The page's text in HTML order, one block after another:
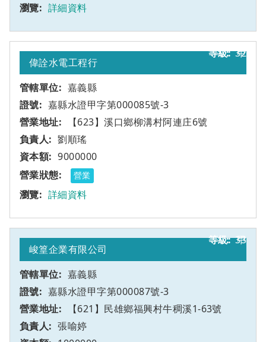
詳細資料
32
偉詮水電工程行
嘉義縣
嘉縣水證甲字第000085號-3
【623】溪口鄉柳溝村阿連庄6號
甲
劉順瑤
9000000
營業
詳細資料
33
峻篁企業有限公司
嘉義縣
嘉縣水證甲字第000087號-3
【621】民雄鄉福興村牛稠溪1-63號
甲
張喻婷